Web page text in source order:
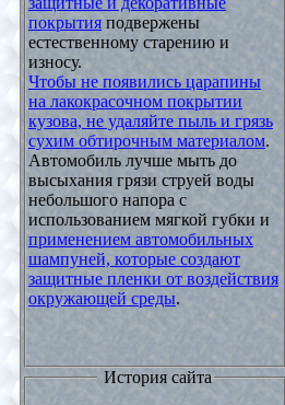
покрытия подвержены
естественному старению и
износу.
Чтобы не появились царапины
на лакокрасочном покрытии
кузова, не удаляйте пыль и грязь
сухим обтирочным материалом.
Автомобиль лучше мыть до
высыхания грязи струей воды
небольшого напора с
использованием мягкой губки и
применением автомобильных
шампуней, которые создают
защитные пленки от воздействия
окружающей среды.
История сайта